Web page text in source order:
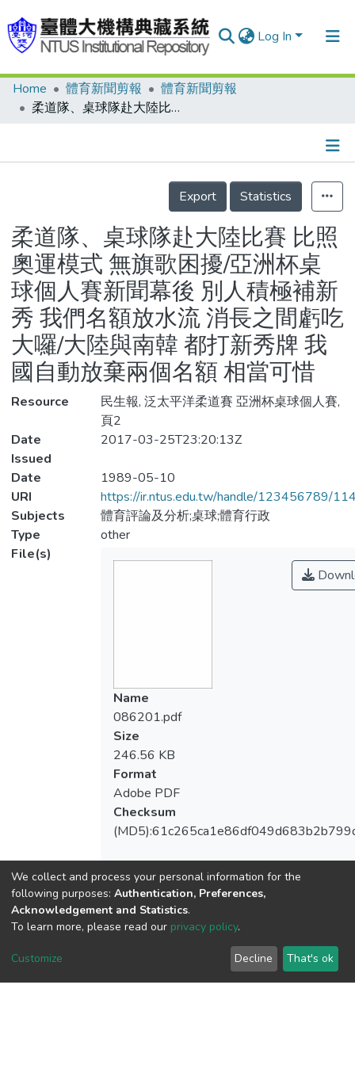
Log In
Communities & Collections
Statistics
Home 體育新聞剪報
體育新聞剪報
柔道隊、桌球隊赴大陸比賽 比照奧運模式 無旗歌困擾/亞洲杯桌球個人賽新聞幕後 別人積極補新秀 我們名額放水流 消長之間虧吃大囉/大陸與南韓 都打新秀牌 我國自動放棄兩個名額 相當可惜
Details
Export
Statistics
柔道隊、桌球隊赴大陸比賽 比照
奧運模式 無旗歌困擾/亞洲杯桌
球個人賽新聞幕後 別人積極補新
秀 我們名額放水流 消長之間虧吃
大囉/大陸與南韓 都打新秀牌 我
國自動放棄兩個名額 相當可惜
Resource
民生報, 泛太平洋柔道賽 亞洲杯桌球個人賽,
頁2
Date
Issued
2017-03-25T23:20:13Z
Date
1989-05-10
URI
https://ir.ntus.edu.tw/handle/123456789/
Subjects
體育評論及分析;桌球;體育行政
Type
other
File(s)
Name
086201.pdf
Size
246.56 KB
Format
Adobe PDF
Checksum
View metrics
We collect and process your personal information for the
following purposes: Authentication, Preferences,
Acknowledgement and Statistics.
To learn more, please read our privacy policy.
Customize Decline That's ok